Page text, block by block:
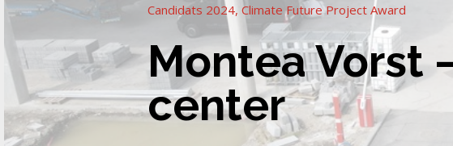
Candidats 2024, Climate Future Project Award
Montea Vorst
center